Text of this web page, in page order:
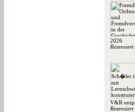
2026
V&R